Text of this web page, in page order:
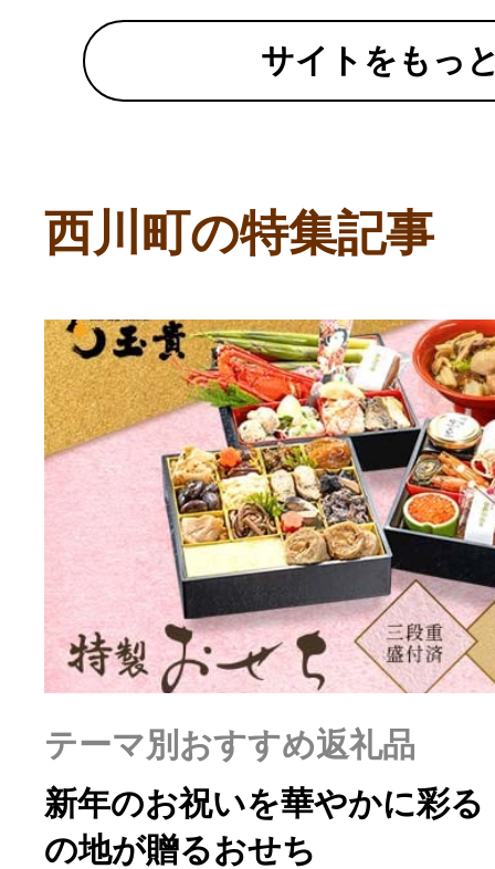
個人事業・フリーランス
10秒ぴったり診断
自治体直営サイト特集
はじめるバイブルとは
よくあるご質問
問い合わせ
サイトをもっ
西川町の特集記事
テーマ別おすすめ返礼品
新年のお祝いを華やかに彩る
の地が贈るおせち